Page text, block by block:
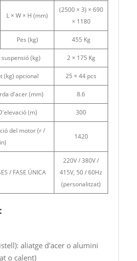
L × W × H (mm)
(2500 × 3) × 690
× 1180
Pes (kg) 455 Kg
(kg) 2 × 175 Kg
(kg) opcional 25 × 44 pcs
d'acer (mm) 8.6
(m) 300
del motor (r /
1420
/ FASE ÚNICA
220V / 380V /
415V, 50 / 60Hz
(personalitzat)
aliatge d'acer o alumini
o calent)